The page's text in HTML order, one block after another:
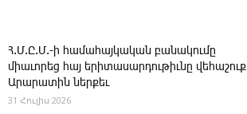
Հ.Մ.Ը.Մ.-ի համահայկական բանակումը
միաւորեց հայ երիտասարդութիւնը վեհաշուք
Արարատին ներքեւ
31 Հուլիս 2026